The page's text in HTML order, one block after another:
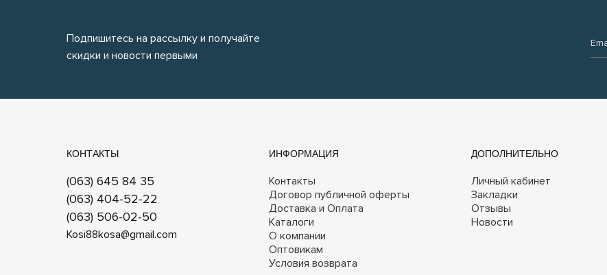
Подпишитесь на рассылку и получайте
скидки и новости первыми
КОНТАКТЫ
(063) 645 84 35
(063) 404-52-22
(063) 506-02-50
Kosi88kosa@gmail.com
ИНФОРМАЦИЯ
Контакты
Договор публичной оферты
Доставка и Оплата
Каталоги
О компании
Оптовикам
Условия возврата
ДОПОЛНИТЕЛЬНО
Личный кабинет
Закладки
Отзывы
Новости